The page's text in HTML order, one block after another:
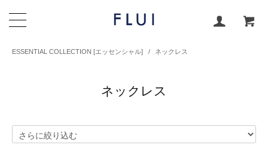
ESSENTIAL COLLECTION [エッセンシャル] / ネックレス
ネックレス